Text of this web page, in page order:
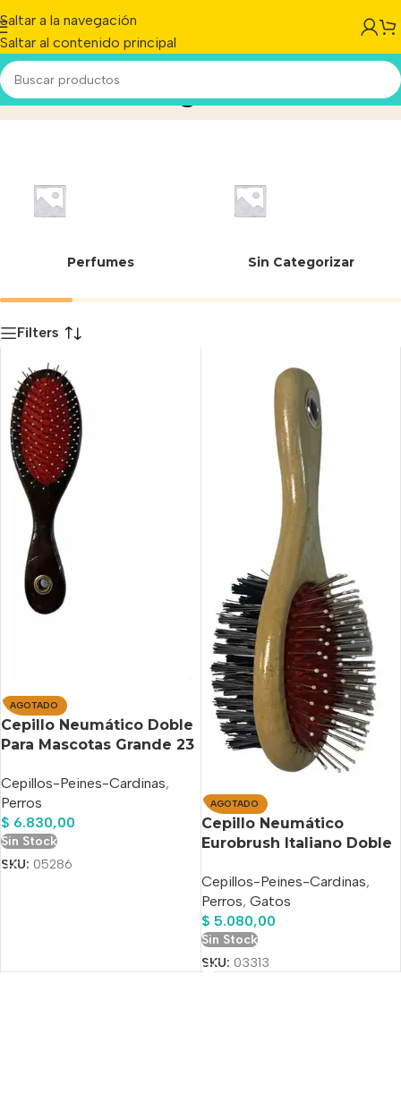
Saltar a la navegación
Saltar al contenido principal
Pelo corto/largoInicio/Producto
Perfumes Sin Categorizar
Filters
AGOTADO
Cepillo Neumático Doble
Para Mascotas Grande 23
Cepillos-Peines-Cardinas,
Perros
$ 6.830,00
Sin Stock
SKU: 05286
AGOTADO
Cepillo Neumático
Eurobrush Italiano Doble
Cm
Cepillos-Peines-Cardinas,
Perros, Gatos
$ 5.080,00
Sin Stock
SKU: 03313